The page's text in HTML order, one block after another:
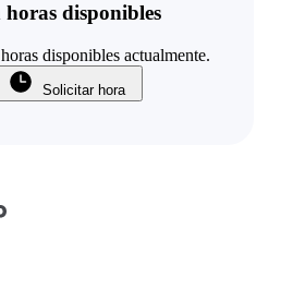
horas disponibles
disponibles actualmente.
Solicitar hora